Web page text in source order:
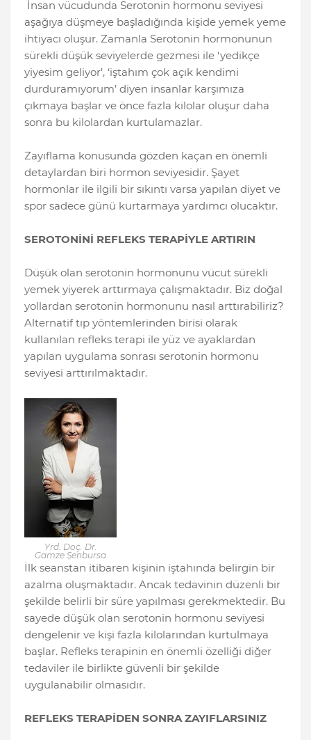
İnsan vücudunda Serotonin hormonu seviyesi
aşağıya düşmeye başladığında kişide yemek yeme
ihtiyacı oluşur. Zamanla Serotonin hormonunun
sürekli düşük seviyelerde gezmesi ile ‘yedikçe
yiyesim geliyor’, ‘iştahım çok açık kendimi
durduramıyorum’ diyen insanlar karşımıza
çıkmaya başlar ve önce fazla kilolar oluşur daha
sonra bu kilolardan kurtulamazlar.
Zayıflama konusunda gözden kaçan en önemli
detaylardan biri hormon seviyesidir. Şayet
hormonlar ile ilgili bir sıkıntı varsa yapılan diyet ve
spor sadece günü kurtarmaya yardımcı olucaktır.
SEROTONİNİ REFLEKS TERAPİYLE ARTIRIN
Düşük olan serotonin hormonunu vücut sürekli
yemek yiyerek arttırmaya çalışmaktadır. Biz doğal
yollardan serotonin hormonunu nasıl arttırabiliriz?
Alternatif tıp yöntemlerinden birisi olarak
kullanılan refleks terapi ile yüz ve ayaklardan
yapılan uygulama sonrası serotonin hormonu
seviyesi arttırılmaktadır.
Yrd. Doç. Dr.
Gamze Şenbursa
İlk seanstan itibaren kişinin iştahında belirgin bir
azalma oluşmaktadır. Ancak tedavinin düzenli bir
şekilde belirli bir süre yapılması gerekmektedir. Bu
sayede düşük olan serotonin hormonu seviyesi
dengelenir ve kişi fazla kilolarından kurtulmaya
başlar. Refleks terapinin en önemli özelliği diğer
tedaviler ile birlikte güvenli bir şekilde
uygulanabilir olmasıdır.
REFLEKS TERAPİDEN SONRA ZAYIFLARSINIZ